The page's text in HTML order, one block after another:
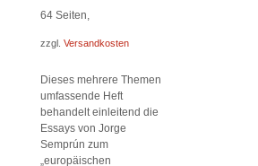
64 Seiten,
zzgl. Versandkosten
Dieses mehrere Themen
umfassende Heft
behandelt einleitend die
Essays von Jorge
Semprún zum
„europäischen